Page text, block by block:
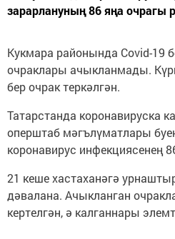
зарарлануның 86 яңа очрагы
Кукмара районында Covid-19
очраклары ачыкланмады.
бер очрак теркәлгән.
Татарстанда коронавируска
оперштаб мәгълүматлары
коронавирус инфекциясенең
21 кеше хастаханәгә
дәвалана. Ачыкланган
кертелгән, ә калганнары